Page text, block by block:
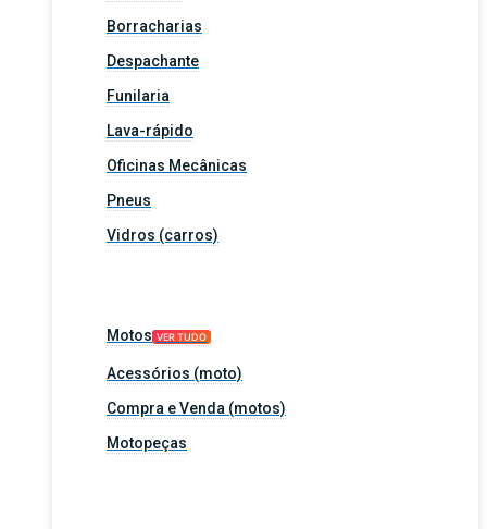
Borracharias
Despachante
Funilaria
Lava-rápido
Oficinas Mecânicas
Pneus
Vidros (carros)
Motos VER TUDO
Acessórios (moto)
Compra e Venda (motos)
Motopeças